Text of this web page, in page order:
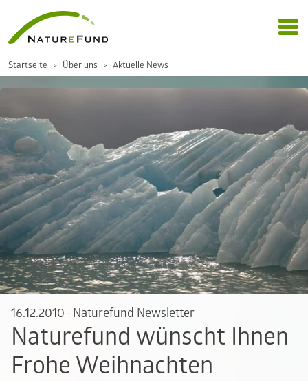
Startseite Über uns Aktuelle News
16.12.2010 · Naturefund Newsletter
Naturefund wünscht Ihnen
Frohe Weihnachten